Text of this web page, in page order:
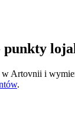
Artovnii i
.